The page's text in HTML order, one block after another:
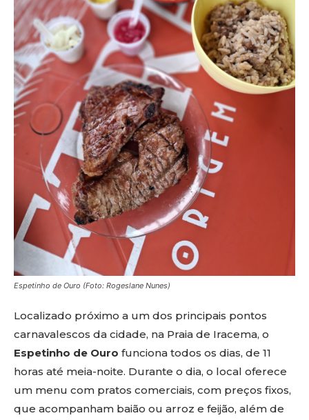
Espetinho de Ouro (Foto: Rogeslane Nunes)
Localizado próximo a um dos principais pontos
carnavalescos da cidade, na Praia de Iracema, o
Espetinho de Ouro funciona todos os dias, de 11
horas até meia-noite. Durante o dia, o local oferece
um menu com pratos comerciais, com preços fixos,
que acompanham baião ou arroz e feijão, além de